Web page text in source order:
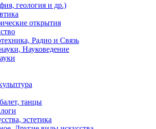
геология и др.)
открытия
Радио и Связь
Науковедение
танцы
эстетика